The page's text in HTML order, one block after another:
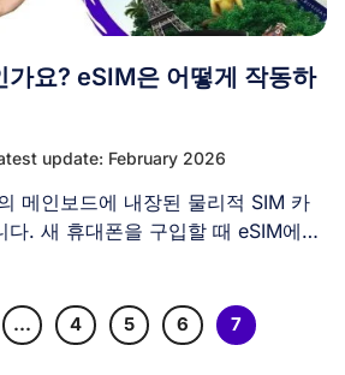
요? eSIM은 어떻게 작동하
update: February 2026
메인보드에 내장된 물리적 SIM 카
다. 새 휴대폰을 구입할 때 eSIM에
… 4 5 6 7